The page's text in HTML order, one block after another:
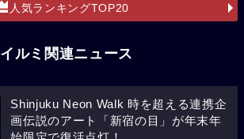
人気ランキングTOP20
イルミ関連ニュース
Shinjuku Neon Walk 時を超える連携企
画伝説のアート「新宿の目」が年末年